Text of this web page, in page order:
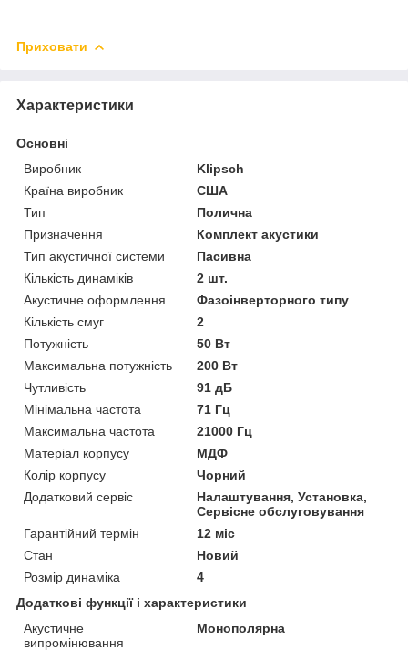
Приховати
Характеристики
Основні
Виробник
Klipsch
Країна виробник
США
Тип
Полична
Призначення
Комплект акустики
Тип акустичної системи
Пасивна
Кількість динаміків
2 шт.
Акустичне оформлення
Фазоінверторного типу
Кількість смуг
2
Потужність
50 Вт
Максимальна потужність
200 Вт
Чутливість
91 дБ
Мінімальна частота
71 Гц
Максимальна частота
21000 Гц
Матеріал корпусу
МДФ
Колір корпусу
Чорний
Додатковий сервіс
Налаштування, Установка,
Сервісне обслуговування
Гарантійний термін
12 міс
Стан
Новий
Розмір динаміка
4
Додаткові функції і характеристики
Акустичне
випромінювання
Монополярна